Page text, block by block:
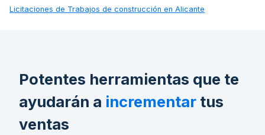
Licitaciones de Trabajos de construcción en Alicante
Potentes herramientas que te
ayudarán a incrementar tus
ventas